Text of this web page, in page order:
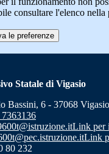
consultare l'elenco nella
le preferenze
Statale di Vigasio
Bassini, 6 - 37068
Link per
Link
80 232